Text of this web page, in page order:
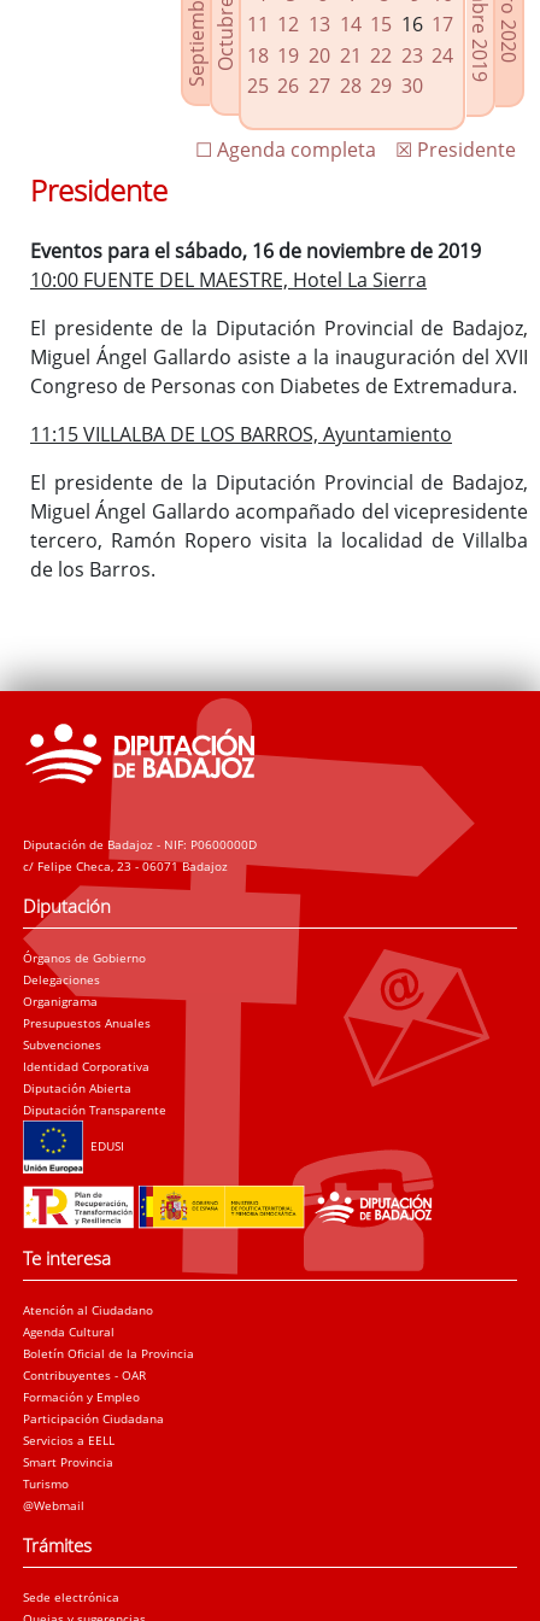
Agenda de Presidencia
Plenos provinciales y Juntas de gobierno
Oficina de Proyectos Europeos
11 12 13 14 15 16 17
18 19 20 21 22 23 24
25 26 27 28 29 30
☒ Presidente
☐ Agenda completa
Presidente
Eventos para el sábado, 16 de noviembre de 2019
10:00 FUENTE DEL MAESTRE, Hotel La Sierra
El presidente de la Diputación Provincial de Badajoz,
Miguel Ángel Gallardo asiste a la inauguración del XVII
Congreso de Personas con Diabetes de Extremadura.
11:15 VILLALBA DE LOS BARROS, Ayuntamiento
El presidente de la Diputación Provincial de Badajoz,
Miguel Ángel Gallardo acompañado del vicepresidente
tercero, Ramón Ropero visita la localidad de Villalba
de los Barros.
Diputación de Badajoz - NIF: P0600000D
c/ Felipe Checa, 23 - 06071 Badajoz
Diputación
Órganos de Gobierno
Delegaciones
Organigrama
Presupuestos Anuales
Subvenciones
Identidad Corporativa
Diputación Abierta
Diputación Transparente
EDUSI
Te interesa
Atención al Ciudadano
Agenda Cultural
Boletín Oficial de la Provincia
Contribuyentes - OAR
Formación y Empleo
Participación Ciudadana
Servicios a EELL
Smart Provincia
Turismo
@Webmail
Trámites
Sede electrónica